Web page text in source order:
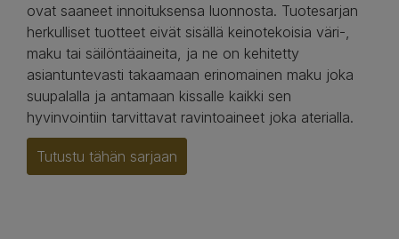
ovat saaneet innoituksensa luonnosta. Tuotesarjan
herkulliset tuotteet eivät sisällä keinotekoisia väri-,
maku tai säilöntäaineita, ja ne on kehitetty
asiantuntevasti takaamaan erinomainen maku joka
suupalalla ja antamaan kissalle kaikki sen
hyvinvointiin tarvittavat ravintoaineet joka aterialla.
Tutustu tähän sarjaan